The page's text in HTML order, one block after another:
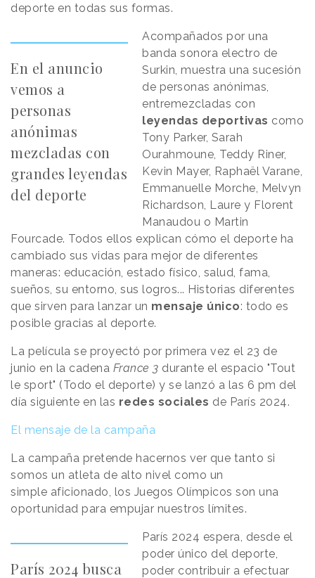
deporte en todas sus formas.
En el anuncio
vemos a
personas
anónimas
mezcladas con
grandes leyendas
del deporte
Acompañados por una
banda sonora electro de
Surkin, muestra una sucesión
de personas anónimas,
entremezcladas con
leyendas deportivas como
Tony Parker, Sarah
Ourahmoune, Teddy Riner,
Kevin Mayer, Raphaël Varane,
Emmanuelle Morche, Melvyn
Richardson, Laure y Florent
Manaudou o Martin
Fourcade. Todos ellos explican cómo el deporte ha
cambiado sus vidas para mejor de diferentes
maneras: educación, estado físico, salud, fama,
sueños, su entorno, sus logros... Historias diferentes
que sirven para lanzar un mensaje único: todo es
posible gracias al deporte.
La película se proyectó por primera vez el 23 de
junio en la cadena France 3 durante el espacio "Tout
le sport" (Todo el deporte) y se lanzó a las 6 pm del
día siguiente en las redes sociales de París 2024.
El mensaje de la campaña
La campaña pretende hacernos ver que tanto si
somos un atleta de alto nivel como un
simple aficionado, los Juegos Olímpicos son una
oportunidad para empujar nuestros límites.
París 2024 busca
París 2024 espera, desde el
poder único del deporte,
poder contribuir a efectuar